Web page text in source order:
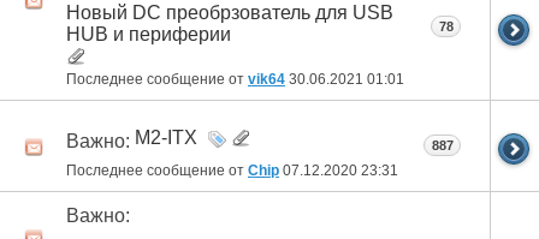
Новый DC преобрзователь для USB
HUB и периферии
Последнее сообщение от vik64 30.06.2021 01:01
78
Важно: M2-ITX
Последнее сообщение от Chip 07.12.2020 23:31
887
Важно: